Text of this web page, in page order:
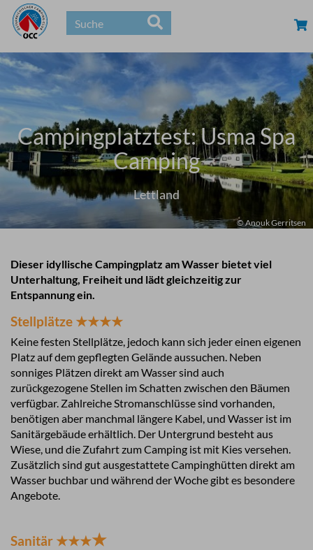
Campingplatztest: Usma Spa
Camping
Lettland
© Anouk Gerritsen
Dieser idyllische Campingplatz am Wasser bietet viel
Unterhaltung, Freiheit und lädt gleichzeitig zur
Entspannung ein.
Stellplätze ★★★★
Keine festen Stellplätze, jedoch kann sich jeder einen eigenen
Platz auf dem gepflegten Gelände aussuchen. Neben
sonniges Plätzen direkt am Wasser sind auch
zurückgezogene Stellen im Schatten zwischen den Bäumen
verfügbar. Zahlreiche Stromanschlüsse sind vorhanden,
benötigen aber manchmal längere Kabel, und Wasser ist im
Sanitärgebäude erhältlich. Der Untergrund besteht aus
Wiese, und die Zufahrt zum Camping ist mit Kies versehen.
Zusätzlich sind gut ausgestattete Campinghütten direkt am
Wasser buchbar und während der Woche gibt es besondere
Angebote.
Sanitär ★★★★